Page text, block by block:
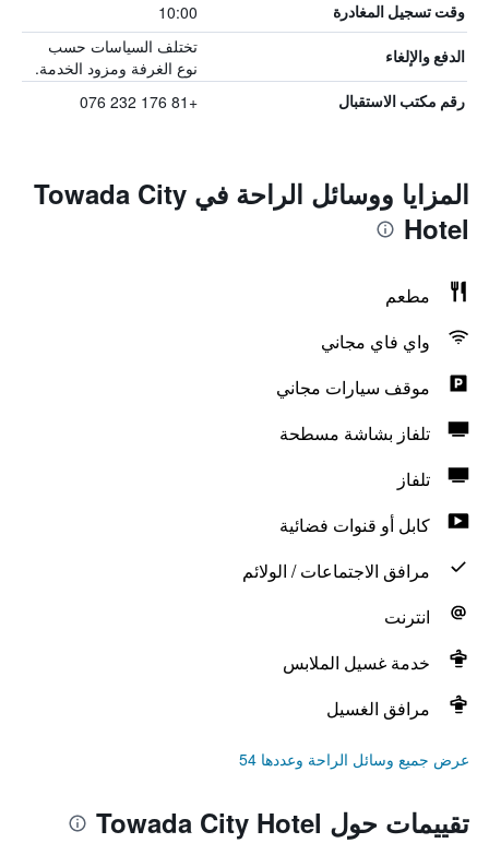
وقت تسجيل المغادرة 10:00
الدفع والإلغاء
تختلف السياسات حسب
نوع الغرفة ومزود الخدمة.
رقم مكتب الاستقبال +81 176 232 076
المزايا ووسائل الراحة في Towada City
Hotel
مطعم
واي فاي مجاني
موقف سيارات مجاني
تلفاز بشاشة مسطحة
تلفاز
كابل أو قنوات فضائية
مرافق الاجتماعات / الولائم
انترنت
خدمة غسيل الملابس
مرافق الغسيل
عرض جميع وسائل الراحة وعددها 54
تقييمات حول Towada City Hotel